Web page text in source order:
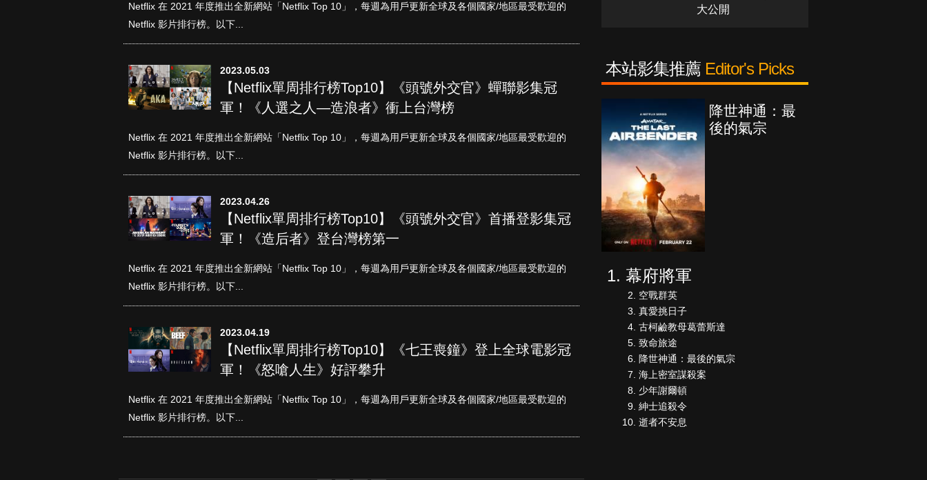
Netflix 在 2021 年度推出全新網站「Netflix Top 10」，每週為用戶更新全球及各個國家/地區最受歡迎的
Netflix 影片排行榜。以下...
2023.05.03
【Netflix單周排行榜Top10】《頭號外交官》蟬聯影集冠
軍！《人選之人—造浪者》衝上台灣榜
Netflix 在 2021 年度推出全新網站「Netflix Top 10」，每週為用戶更新全球及各個國家/地區最受歡迎的
Netflix 影片排行榜。以下...
2023.04.26
【Netflix單周排行榜Top10】《頭號外交官》首播登影集冠
軍！《造后者》登台灣榜第一
Netflix 在 2021 年度推出全新網站「Netflix Top 10」，每週為用戶更新全球及各個國家/地區最受歡迎的
Netflix 影片排行榜。以下...
2023.04.19
【Netflix單周排行榜Top10】《七王喪鐘》登上全球電影冠
軍！《怒嗆人生》好評攀升
Netflix 在 2021 年度推出全新網站「Netflix Top 10」，每週為用戶更新全球及各個國家/地區最受歡迎的
Netflix 影片排行榜。以下...
大公開
本站影集推薦 Editor's Picks
真愛挑日子
古柯鹼教母葛
降世神通：最
後的氣宗
幕府將軍
空戰群英
真愛挑日子
古柯鹼教母葛蕾斯達
致命旅途
降世神通：最後的氣宗
海上密室謀殺案
少年謝爾頓
紳士追殺令
逝者不安息